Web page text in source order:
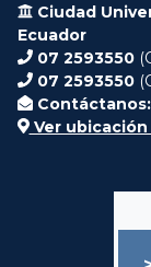
Ciudad
Ecuador
07 2593550
07 2593550
Contáctanos:
Ver ubicación